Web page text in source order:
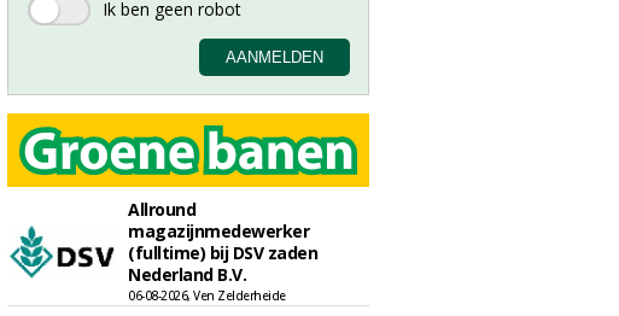
Allround
magazijnmedewerker
(fulltime) bij DSV zaden
Nederland B.V.
06-08-2026, Ven Zelderheide